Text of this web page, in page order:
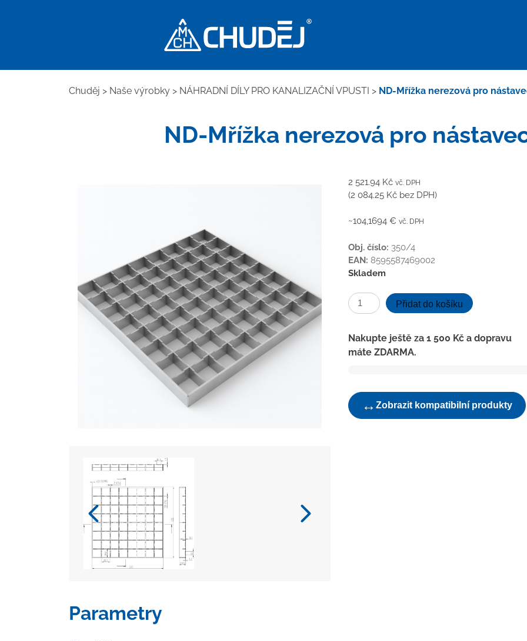
Chuděj > Naše výrobky > NÁHRADNÍ DÍLY PRO KANALIZAČNÍ VPUSTI > ND-Mřížka nerezová pro
ND-Mřížka nerezová pro
2 521.94 Kč vč. DPH
(2 084.25 Kč bez DPH)
~104,1694 € vč. DPH
Obj. číslo: 350/4
EAN: 8595587469002
Skladem
ND-
Mřížka
pro
nástavec
Přidat do košíku
Nakupte ještě za 1 500 Kč a dopravu
máte ZDARMA.
↔ Zobrazit kompatibilní produkty
Parametry